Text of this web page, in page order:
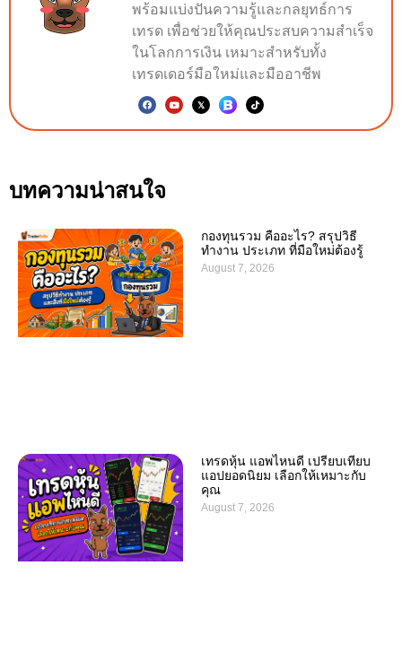
พร้อมแบ่งปันความรู้และกลยุทธ์การ
เทรด เพื่อช่วยให้คุณประสบความสำเร็จ
ในโลกการเงิน เหมาะสำหรับทั้ง
เทรดเดอร์มือใหม่และมืออาชีพ
บทความน่าสนใจ
กองทุนรวม คืออะไร? สรุปวิธี
ทำงาน ประเภท ที่มือใหม่ต้องรู้
August 7, 2026
เทรดหุ้น แอพไหนดี เปรียบเทียบ
แอปยอดนิยม เลือกให้เหมาะกับ
คุณ
August 7, 2026